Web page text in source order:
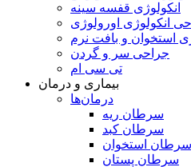
انکولوژی قفسه سینه
انکولوژی اورولوژی
استخوان و بافت نرم
جراحی سر و گردن
تی سی ام
بیماری و درمان
درمان‌ها
سرطان ریه
سرطان کبد
سرطان استخوان
سرطان پستان